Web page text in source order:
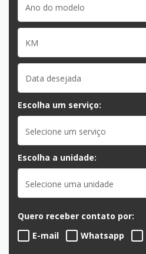
Escolha um serviço:
Selecione um serviço
Escolha a unidade:
Selecione uma unidade
Quero receber contato por:
E-mail
Whatsapp